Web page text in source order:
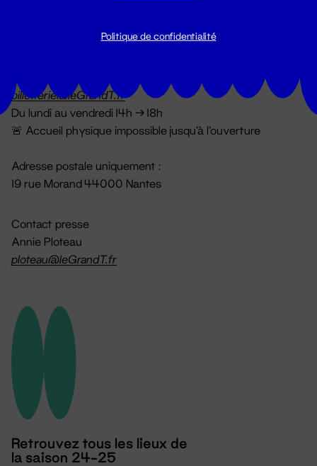
billetterie@leGrandT.fr
Du lundi au vendredi 14h → 18h
🚨 Accueil physique impossible jusqu'à l'ouverture
Adresse postale uniquement :
19 rue Morand 44000 Nantes
Contact presse
Annie Ploteau
ploteau@leGrandT.fr
Retrouvez tous les lieux de
la saison 24-25
Politique de confidentialité